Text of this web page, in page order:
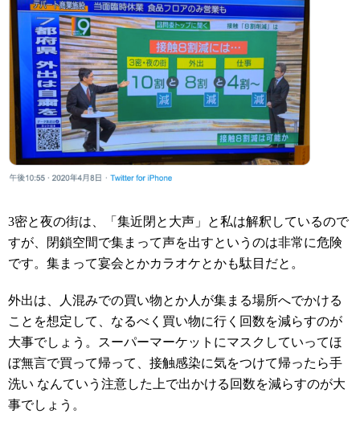
3密と夜の街は、「集近閉と大声」と私は解釈しているので
すが、閉鎖空間で集まって声を出すというのは非常に危険
です。集まって宴会とかカラオケとかも駄目だと。
外出は、人混みでの買い物とか人が集まる場所へでかける
ことを想定して、なるべく買い物に行く回数を減らすのが
大事でしょう。スーパーマーケットにマスクしていってほ
ぼ無言で買って帰って、接触感染に気をつけて帰ったら手
洗い なんていう注意した上で出かける回数を減らすのが大
事でしょう。